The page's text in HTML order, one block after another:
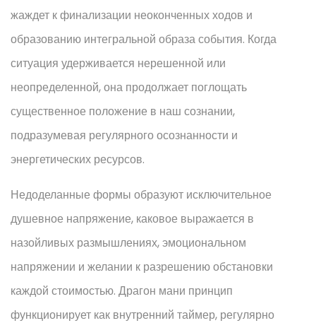
жаждет к финализации неоконченных ходов и
образованию интегральной образа события. Когда
ситуация удерживается нерешенной или
неопределенной, она продолжает поглощать
существенное положение в наш сознании,
подразумевая регулярного осознанности и
энергетических ресурсов.
Недоделанные формы образуют исключительное
душевное напряжение, каковое выражается в
назойливых размышлениях, эмоциональном
напряжении и желании к разрешению обстановки
каждой стоимостью. Драгон мани принцип
функционирует как внутренний таймер, регулярно